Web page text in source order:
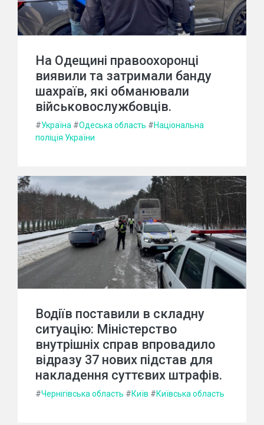
На Одещині правоохоронці
виявили та затримали банду
шахраїв, які обманювали
військовослужбовців.
#Україна #Одеська область #Національна
поліція України
Водіїв поставили в складну
ситуацію: Міністерство
внутрішніх справ впровадило
відразу 37 нових підстав для
накладення суттєвих штрафів.
#Чернігівська область #Київ #Київська область